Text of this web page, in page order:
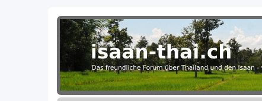
Thailand & Isaan Forum - isaan-
Das freundliche Forum über Thailand und den Isaan - von Membern